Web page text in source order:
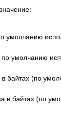
умолчанию
байтах (по
в байтах (по